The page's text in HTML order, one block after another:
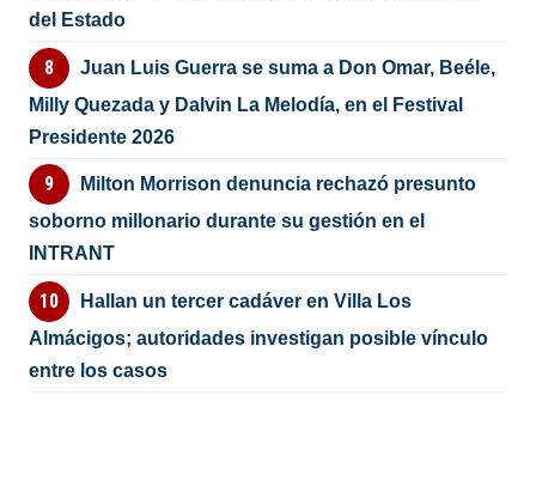
del Estado
Juan Luis Guerra se suma a Don Omar, Beéle,
Milly Quezada y Dalvin La Melodía, en el Festival
Presidente 2026
Milton Morrison denuncia rechazó presunto
soborno millonario durante su gestión en el
INTRANT
Hallan un tercer cadáver en Villa Los
Almácigos; autoridades investigan posible vínculo
entre los casos